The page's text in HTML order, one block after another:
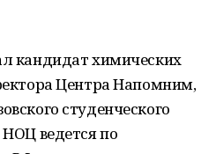
кандидат химических
Центра Напомним,
студенческого
НОЦ ведется по